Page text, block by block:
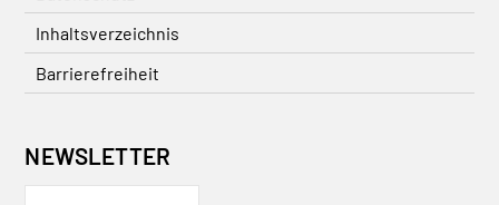
Inhaltsverzeichnis
Barrierefreiheit
NEWSLETTER